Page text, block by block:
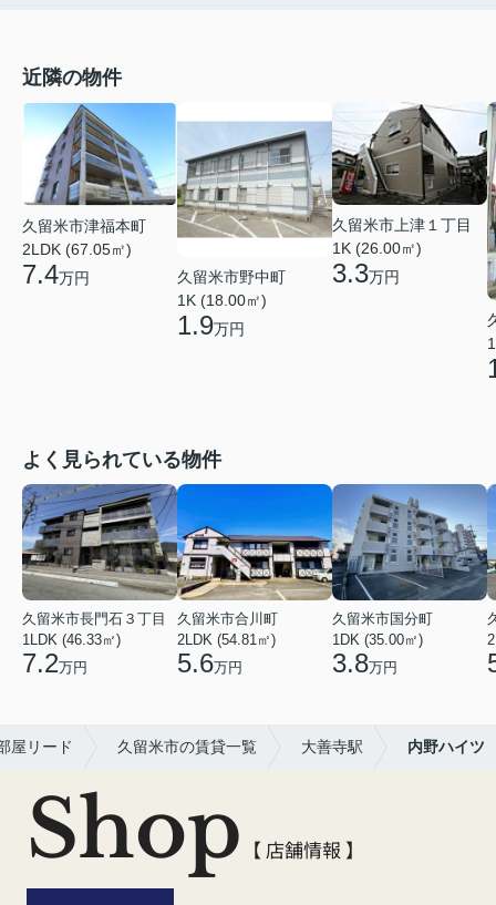
近隣の物件
久留米市津福本町
2LDK (67.05㎡)
7.4万円
久留米市野中町
1K (18.00㎡)
1.9万円
久留米市上津１丁目
1K (26.00㎡)
3.3万円
よく見られている物件
久留米市長門石３丁目
1LDK (46.33㎡)
7.2万円
久留米市合川町
2LDK (54.81㎡)
5.6万円
久留米市国分町
1DK (35.00㎡)
3.8万円
屋リード 久留米市の賃貸一覧 大善寺駅 内野ハイツ
Shop 【 店舗情報 】